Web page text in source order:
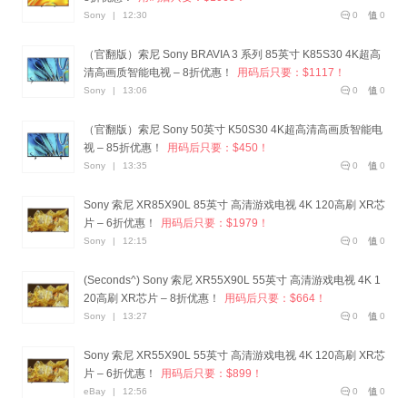
0
0
Sony | 12:30
（官翻版）索尼 Sony BRAVIA 3 系列 85英寸 K85S30 4K超高
清高画质智能电视 – 8折优惠！
用码后只要：$1117！
0
0
Sony | 13:06
（官翻版）索尼 Sony 50英寸 K50S30 4K超高清高画质智能电
视 – 85折优惠！
用码后只要：$450！
0
0
Sony | 13:35
Sony 索尼 XR85X90L 85英寸 高清游戏电视 4K 120高刷 XR芯
片 – 6折优惠！
用码后只要：$1979！
0
0
Sony | 12:15
(Seconds^) Sony 索尼 XR55X90L 55英寸 高清游戏电视 4K 1
20高刷 XR芯片 – 8折优惠！
用码后只要：$664！
0
0
Sony | 13:27
Sony 索尼 XR55X90L 55英寸 高清游戏电视 4K 120高刷 XR芯
片 – 6折优惠！
用码后只要：$899！
0
0
eBay | 12:56